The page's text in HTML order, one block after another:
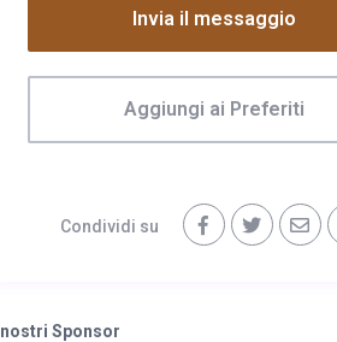
Invia il messaggio
Aggiungi ai Preferiti
Condividi su
I nostri Sponsor